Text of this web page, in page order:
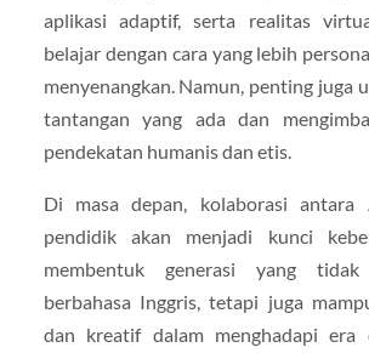
aplikasi adaptif, serta realitas
belajar dengan cara yang lebih
menyenangkan. Namun, penting juga
tantangan yang ada dan
pendekatan humanis dan etis.
Di masa depan, kolaborasi antara
pendidik akan menjadi kunci
membentuk generasi yang
berbahasa Inggris, tetapi juga
dan kreatif dalam menghadapi era